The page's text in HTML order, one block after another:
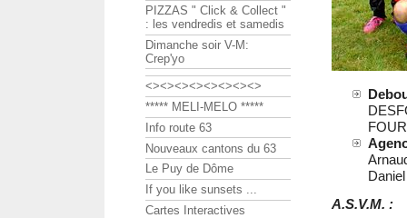
A.S.V.M. :
PIZZAS " Click & Collect "
: les vendredis et samedis
Dimanche soir V-M:
Crep'yo
<><><><><><><><>
***** MELI-MELO *****
Info route 63
Nouveaux cantons du 63
Le Puy de Dôme
If you like sunsets ...
Cartes Interactives